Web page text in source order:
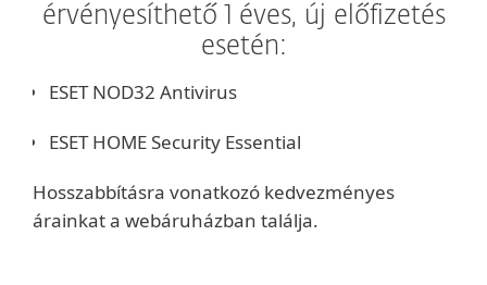
érvényesíthető 1 éves, új előfizetés
esetén:
ESET NOD32 Antivirus
ESET HOME Security Essential
Hosszabbításra vonatkozó kedvezményes
árainkat a webáruházban találja.